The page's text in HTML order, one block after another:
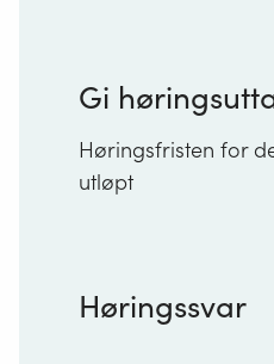
Gi
Høringsfristen for
utløpt
Høringssvar